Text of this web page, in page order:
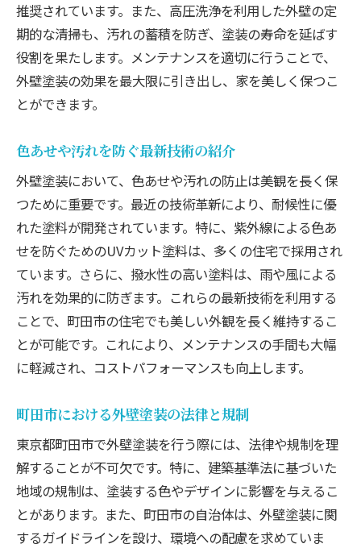
推奨されています。また、高圧洗浄を利用した外壁の定
期的な清掃も、汚れの蓄積を防ぎ、塗装の寿命を延ばす
役割を果たします。メンテナンスを適切に行うことで、
外壁塗装の効果を最大限に引き出し、家を美しく保つこ
とができます。
色あせや汚れを防ぐ最新技術の紹介
外壁塗装において、色あせや汚れの防止は美観を長く保
つために重要です。最近の技術革新により、耐候性に優
れた塗料が開発されています。特に、紫外線による色あ
せを防ぐためのUVカット塗料は、多くの住宅で採用され
ています。さらに、撥水性の高い塗料は、雨や風による
汚れを効果的に防ぎます。これらの最新技術を利用する
ことで、町田市の住宅でも美しい外観を長く維持するこ
とが可能です。これにより、メンテナンスの手間も大幅
に軽減され、コストパフォーマンスも向上します。
町田市における外壁塗装の法律と規制
東京都町田市で外壁塗装を行う際には、法律や規制を理
解することが不可欠です。特に、建築基準法に基づいた
地域の規制は、塗装する色やデザインに影響を与えるこ
とがあります。また、町田市の自治体は、外壁塗装に関
するガイドラインを設け、環境への配慮を求めていま